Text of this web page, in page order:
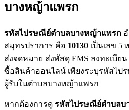
บางหญ้าแพรก
รหัสไปรษณีย์ตำบลบางหญ้าแพรก
สมุทรปราการ คือ 10130 เป็นเลข 5
ส่งจดหมาย ส่งพัสดุ EMS ลงทะเบีย
ซื้อสินค้าออนไลน์ เพียงระบุรหัสไป
ผู้รับในตำบลบางหญ้าแพรก
หากต้องการดู รหัสไปรษณีย์ตำบลบ